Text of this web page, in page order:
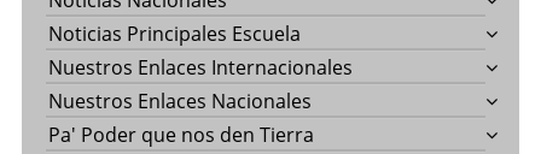
Noticias Principales Escuela
Nuestros Enlaces Internacionales
Nuestros Enlaces Nacionales
Pa' Poder que nos den Tierra